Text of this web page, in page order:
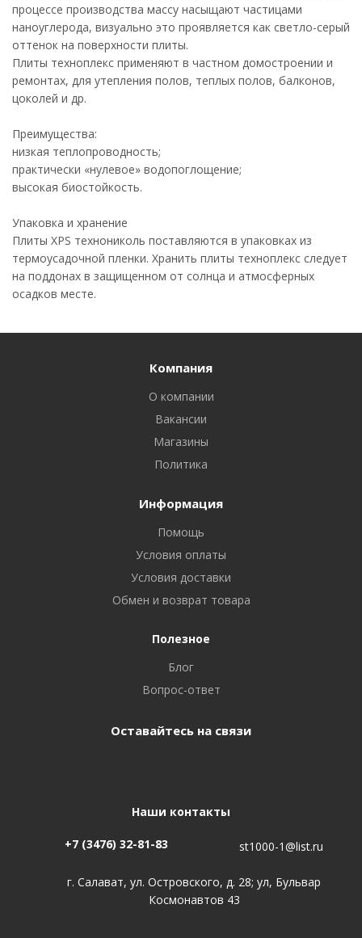
процессе производства массу насыщают частицами
наноуглерода, визуально это проявляется как светло-серый
оттенок на поверхности плиты.
Плиты техноплекс применяют в частном домостроении и
ремонтах, для утепления полов, теплых полов, балконов,
цоколей и др.
Преимущества:
низкая теплопроводность;
практически «нулевое» водопоглощение;
высокая биостойкость.
Упаковка и хранение
Плиты XPS технониколь поставляются в упаковках из
термоусадочной пленки. Хранить плиты техноплекс следует
на поддонах в защищенном от солнца и атмосферных
осадков месте.
Компания
О компании
Вакансии
Магазины
Политика
Информация
Помощь
Условия оплаты
Условия доставки
Обмен и возврат товара
Полезное
Блог
Вопрос-ответ
Оставайтесь на связи
Наши контакты
+7 (3476) 32-81-83 st1000-1@list.ru
г. Салават, ул. Островского, д. 28; ул, Бульвар
Космонавтов 43